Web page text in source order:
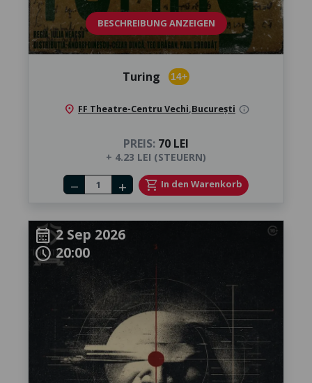
BESCHREIBUNG ANZEIGEN
Turing 14+
location_on FF Theatre-Centru Vechi București info
PREIS: 70 LEI
+ 4.23 LEI (STEUERN)
Number of tickets
remove add shopping_cart In den Warenkorb
calendar_month2 Sep 2026
schedule20:00